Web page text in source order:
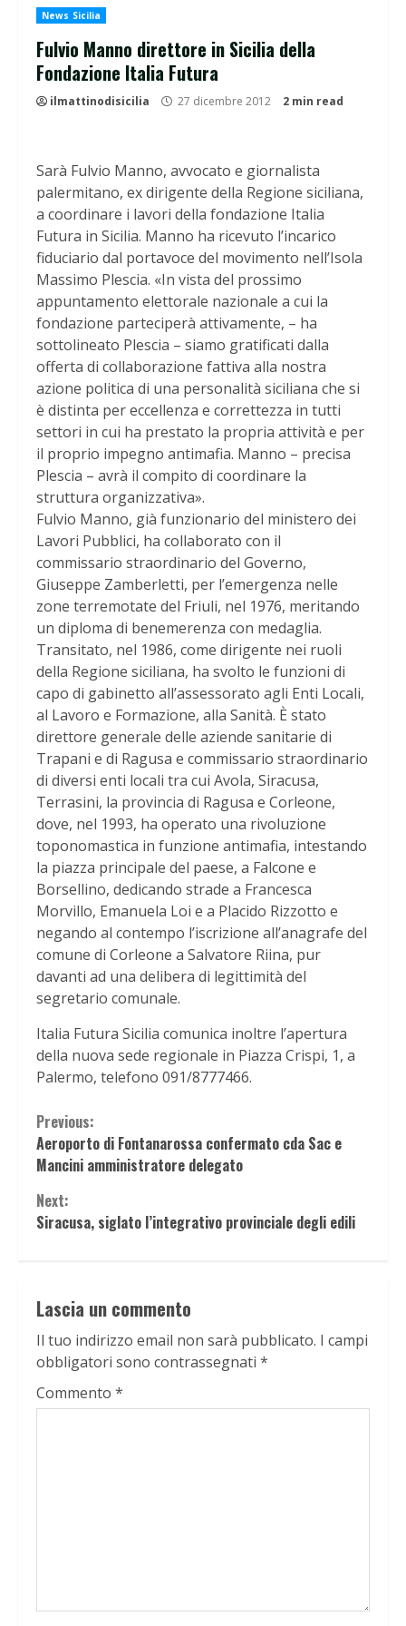
News Sicilia
Fulvio Manno direttore in Sicilia della
Fondazione Italia Futura
ilmattinodisicilia 27 dicembre 2012 2 min read
Sarà Fulvio Manno, avvocato e giornalista
palermitano, ex dirigente della Regione siciliana,
a coordinare i lavori della fondazione Italia
Futura in Sicilia. Manno ha ricevuto l’incarico
fiduciario dal portavoce del movimento nell’Isola
Massimo Plescia. «In vista del prossimo
appuntamento elettorale nazionale a cui la
fondazione parteciperà attivamente, – ha
sottolineato Plescia – siamo gratificati dalla
offerta di collaborazione fattiva alla nostra
azione politica di una personalità siciliana che si
è distinta per eccellenza e correttezza in tutti
settori in cui ha prestato la propria attività e per
il proprio impegno antimafia. Manno – precisa
Plescia – avrà il compito di coordinare la
struttura organizzativa».
Fulvio Manno, già funzionario del ministero dei
Lavori Pubblici, ha collaborato con il
commissario straordinario del Governo,
Giuseppe Zamberletti, per l’emergenza nelle
zone terremotate del Friuli, nel 1976, meritando
un diploma di benemerenza con medaglia.
Transitato, nel 1986, come dirigente nei ruoli
della Regione siciliana, ha svolto le funzioni di
capo di gabinetto all’assessorato agli Enti Locali,
al Lavoro e Formazione, alla Sanità. È stato
direttore generale delle aziende sanitarie di
Trapani e di Ragusa e commissario straordinario
di diversi enti locali tra cui Avola, Siracusa,
Terrasini, la provincia di Ragusa e Corleone,
dove, nel 1993, ha operato una rivoluzione
toponomastica in funzione antimafia, intestando
la piazza principale del paese, a Falcone e
Borsellino, dedicando strade a Francesca
Morvillo, Emanuela Loi e a Placido Rizzotto e
negando al contempo l’iscrizione all’anagrafe del
comune di Corleone a Salvatore Riina, pur
davanti ad una delibera di legittimità del
segretario comunale.
Italia Futura Sicilia comunica inoltre l’apertura
della nuova sede regionale in Piazza Crispi, 1, a
Palermo, telefono 091/8777466.
Continue
Reading
Previous:
Aeroporto di Fontanarossa confermato cda Sac e
Mancini amministratore delegato
Next:
Siracusa, siglato l’integrativo provinciale degli edili
Lascia un commento
Il tuo indirizzo email non sarà pubblicato. I campi
obbligatori sono contrassegnati *
Commento *